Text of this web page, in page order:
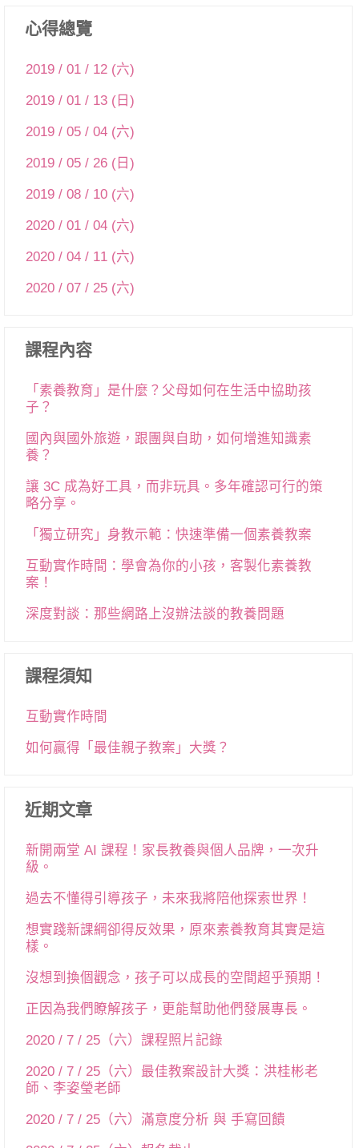
心得總覽
2019 / 01 / 12 (六)
2019 / 01 / 13 (日)
2019 / 05 / 04 (六)
2019 / 05 / 26 (日)
2019 / 08 / 10 (六)
2020 / 01 / 04 (六)
2020 / 04 / 11 (六)
2020 / 07 / 25 (六)
課程內容
「素養教育」是什麼？父母如何在生活中協助孩
子？
國內與國外旅遊，跟團與自助，如何增進知識素
養？
讓 3C 成為好工具，而非玩具。多年確認可行的策
略分享。
「獨立研究」身教示範：快速準備一個素養教案
互動實作時間：學會為你的小孩，客製化素養教
案！
深度對談：那些網路上沒辦法談的教養問題
課程須知
互動實作時間
如何贏得「最佳親子教案」大獎？
近期文章
新開兩堂 AI 課程！家長教養與個人品牌，一次升
級。
過去不懂得引導孩子，未來我將陪他探索世界！
想實踐新課綱卻得反效果，原來素養教育其實是這
樣。
沒想到換個觀念，孩子可以成長的空間超乎預期！
正因為我們瞭解孩子，更能幫助他們發展專長。
2020 / 7 / 25（六）課程照片記錄
2020 / 7 / 25（六）最佳教案設計大獎：洪桂彬老
師、李姿瑩老師
2020 / 7 / 25（六）滿意度分析 與 手寫回饋